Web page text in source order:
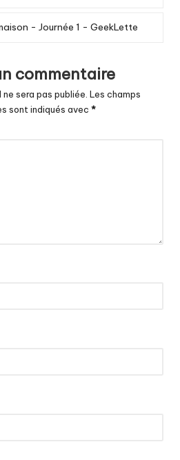
- Journée 1 - GeekLette
commentaire
sera pas publiée. Les champs
sont indiqués avec *